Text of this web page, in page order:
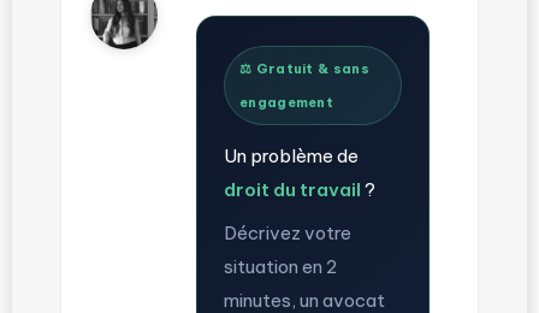
⚖️ Gratuit & sans
engagement
Un problème de
droit du travail ?
Décrivez votre
situation en 2
minutes, un avocat